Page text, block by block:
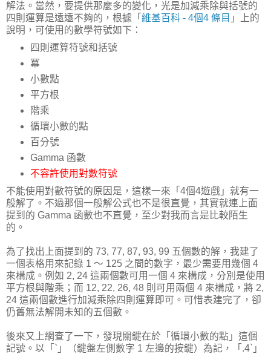
解法。當然，要提供那麼多的變化，光是加減乘除與括號的
四則運算是遠遠不夠的，根據「 維基百科 - 4個4 條目 」上的
說明，可使用的數學符號如下：
四則運算符號和括號
冪
小數點
平方根
階乘
循環小數的點
百分號
Gamma 函數
不容許使用對數符號
不能使用對數符號的原因是，這樣一來「4個4遊戲」就有一
般解了。不過那個一般解公式也不是很直覺，其實就連上面
提到的 Gamma 函數也不直覺，至少對我而言是比較陌生
的。
為了找出上面提到的 73, 77, 87, 93, 99 五個數的解，我建了
一個表格用來記錄 1 ～ 125 之間的數字，最少需要用幾個 4
來構成。例如 2, 24 這兩個數可用一個 4 來構成，分別是使用
平方根與階乘；而 12, 22, 26, 48 則可用兩個 4 來構成，將 2,
24 這兩個數進行加減乘除四則運算即可。可惜表建完了，卻
仍舊無法解開未知的五個數。
後來又上網查了一下，發現關鍵在於「循環小數的點」這個
記號。以「`」（鍵盤左側數字 1 左邊的按鍵）為記，「.4`」